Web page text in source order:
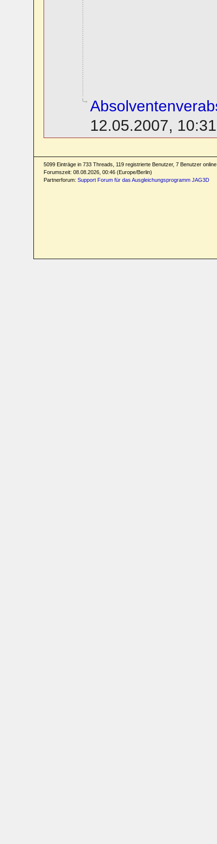
12.05.2007, 10:31
5099 Einträge in 733 Threads, 119 registrierte Benutzer, 7 Benutzer
Forumszeit: 08.08.2026, 00:46 (Europe/Berlin)
Partnerforum: Support Forum für das Ausgleichungsprogramm JAG3D